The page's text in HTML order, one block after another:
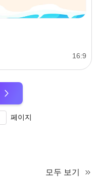
16:9
페이지
모두 보기